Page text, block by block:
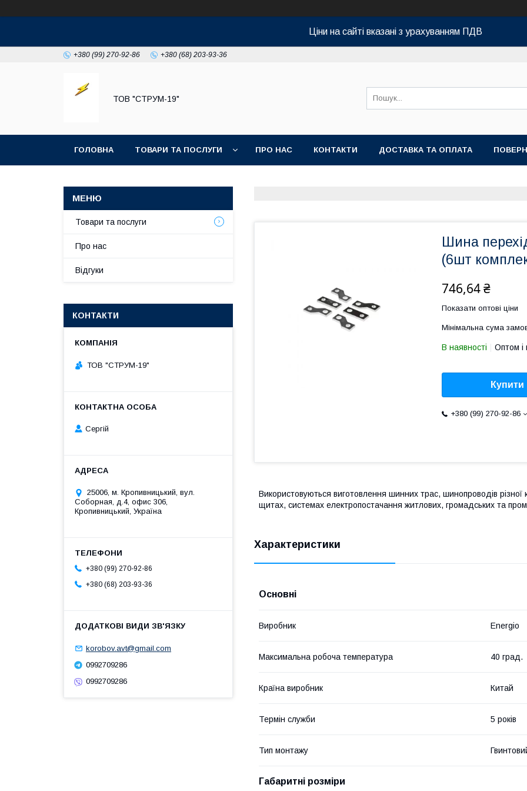
Ціни на сайті вказані з урахуванням ПДВ
+380 (99) 270-92-86 +380 (68) 203-93-36
ТОВ "СТРУМ-19"
ГОЛОВНА ТОВАРИ ТА ПОСЛУГИ ПРО НАС КОНТАКТИ ДОСТАВКА ТА ОПЛАТА
Шина
(6шт
746,64 ₴
Показати оптові ціни
Мінімальна сума
В наявності Оптом і
Купити
+380 (99) 270-92-86
Використовуються виготовлення шинних трас, шинопроводів різної
щитах, системах електропостачання житлових, громадських та
Характеристики
Основні
Виробник Energio
Максимальна робоча температура 40 град.
Країна виробник Китай
Термін служби 5 років
Тип монтажу
Габаритні розміри
Товари та послуги
Про нас
Відгуки
КОНТАКТИ
ТОВ "СТРУМ-19"
Сергій
25006, м. Кропивницький, вул.
Соборная, д.4, офис 306,
Кропивницький, Україна
+380 (99) 270-92-86
+380 (68) 203-93-36
korobov.avt@gmail.com
0992709286
0992709286